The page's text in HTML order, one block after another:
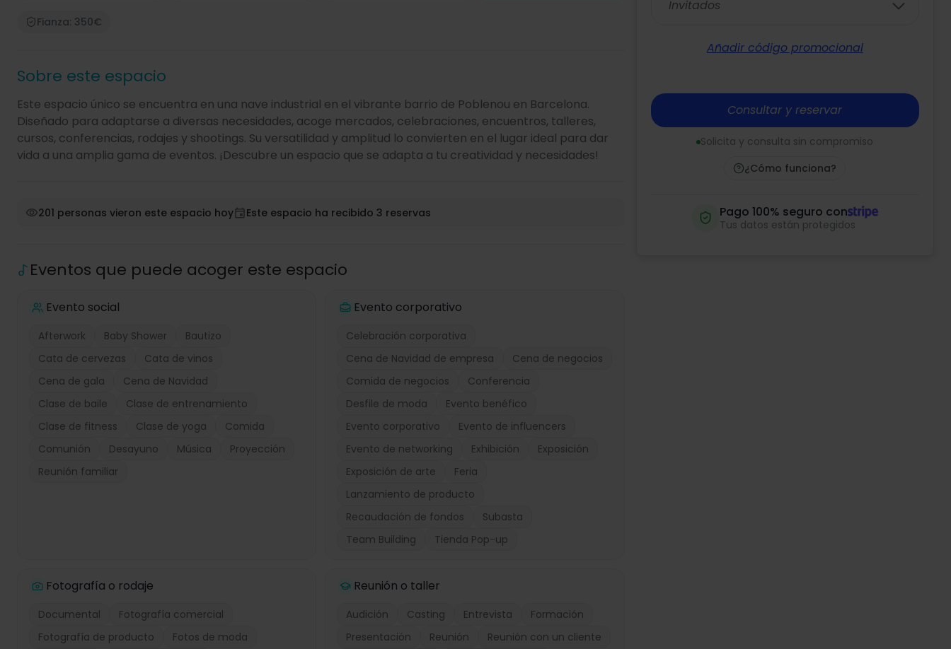
Fianza: 350€
Sobre este espacio
Este espacio único se encuentra en una nave industrial en el vibrante barrio de Poblenou en Barcelona.
Diseñado para adaptarse a diversas necesidades, acoge mercados, celebraciones, encuentros, talleres,
cursos, conferencias, rodajes y shootings. Su versatilidad y amplitud lo convierten en el lugar ideal para dar
vida a una amplia gama de eventos. ¡Descubre un espacio que se adapta a tu creatividad y necesidades!
201 personas vieron este espacio hoy Este espacio ha recibido 3 reservas
Eventos que puede acoger este espacio
Evento social
Afterwork Baby Shower
Bautizo
Cata de cervezas
Cata de vinos
Cena de gala
Cena de Navidad
Clase de baile
Clase de entrenamiento
Clase de fitness
Clase de yoga
Comida
Comunión
Desayuno Música
Proyección
Reunión familiar
Evento corporativo
Celebración corporativa
Cena de Navidad de empresa
Cena de negocios
Comida de negocios
Conferencia
Desfile de moda
Evento benéfico
Evento corporativo
Evento de influencers
Evento de networking
Exhibición
Exposición
Exposición de arte
Feria
Lanzamiento de producto
Recaudación de fondos
Subasta
Team Building
Tienda Pop-up
Fotografía o rodaje
Documental
Fotografía comercial
Fotografía de producto
Fotos de moda
Reunión o taller
Audición Casting Entrevista
Formación
Presentación
Reunión
Reunión con un cliente
Invitados
Añadir código promocional
Consultar y reservar
Solicita y consulta sin compromiso
¿Cómo funciona?
Pago 100% seguro con
Tus datos están protegidos